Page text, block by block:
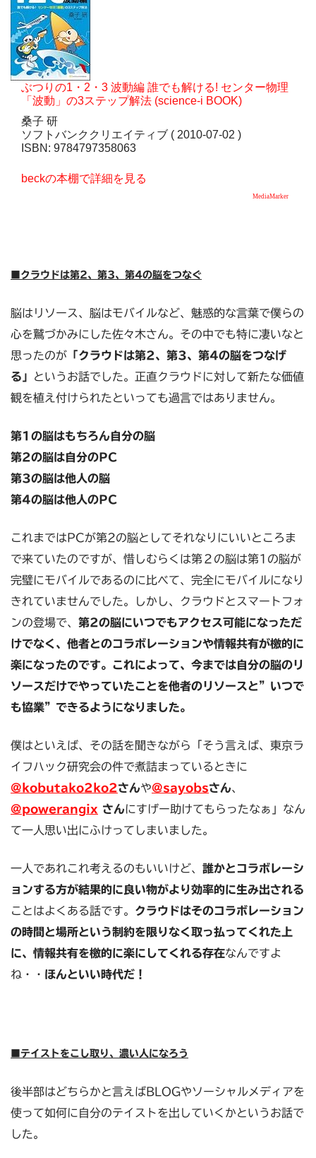
ぶつりの1・2・3 波動編 誰でも解ける! センター物理
「波動」の3ステップ解法 (science‐i BOOK)
桑子 研
ソフトバンククリエイティブ ( 2010-07-02 )
ISBN: 9784797358063
beckの本棚で詳細を見る
MediaMarker
■クラウドは第2、第3、第4の脳をつなぐ
脳はリソース、脳はモバイルなど、魅惑的な言葉で僕らの
心を鷲づかみにした佐々木さん。その中でも特に凄いなと
思ったのが 「クラウドは第2、第3、第4の脳をつなげ
る」
というお話でした。正直クラウドに対して新たな価値
観を植え付けられたといっても過言ではありません。
第1の脳はもちろん自分の脳
第2の脳は自分のPC
第3の脳は他人の脳
第4の脳は他人のPC
これまではPCが第2の脳としてそれなりにいいところま
で来ていたのですが、惜しむらくは第２の脳は第1の脳が
完璧にモバイルであるのに比べて、完全にモバイルになり
きれていませんでした。しかし、クラウドとスマートフォ
ンの登場で、 第2の脳にいつでもアクセス可能になっただ
けでなく、他者とのコラボレーションや情報共有が檄的に
楽になったのです。これによって、今までは自分の脳のリ
ソースだけでやっていたことを他者のリソースと”いつで
も協業”できるようになりました。
僕はといえば、その話を聞きながら「そう言えば、東京ラ
イフハック研究会の件で煮詰まっているときに
@kobutako2ko2さんや@sayobsさん、
@powerangix さんにすげー助けてもらったなぁ」なん
て一人思い出にふけってしまいました。
一人であれこれ考えるのもいいけど、 誰かとコラボレーシ
ョンする方が結果的に良い物がより効率的に生み出される
ことはよくある話です。 クラウドはそのコラボレーション
の時間と場所という制約を限りなく取っ払ってくれた上
に、情報共有を檄的に楽にしてくれる存在なんですよ
ね・・ ほんといい時代だ！
■テイストをこし取り、濃い人になろう
後半部はどちらかと言えばBLOGやソーシャルメディアを
使って如何に自分のテイストを出していくかというお話で
した。